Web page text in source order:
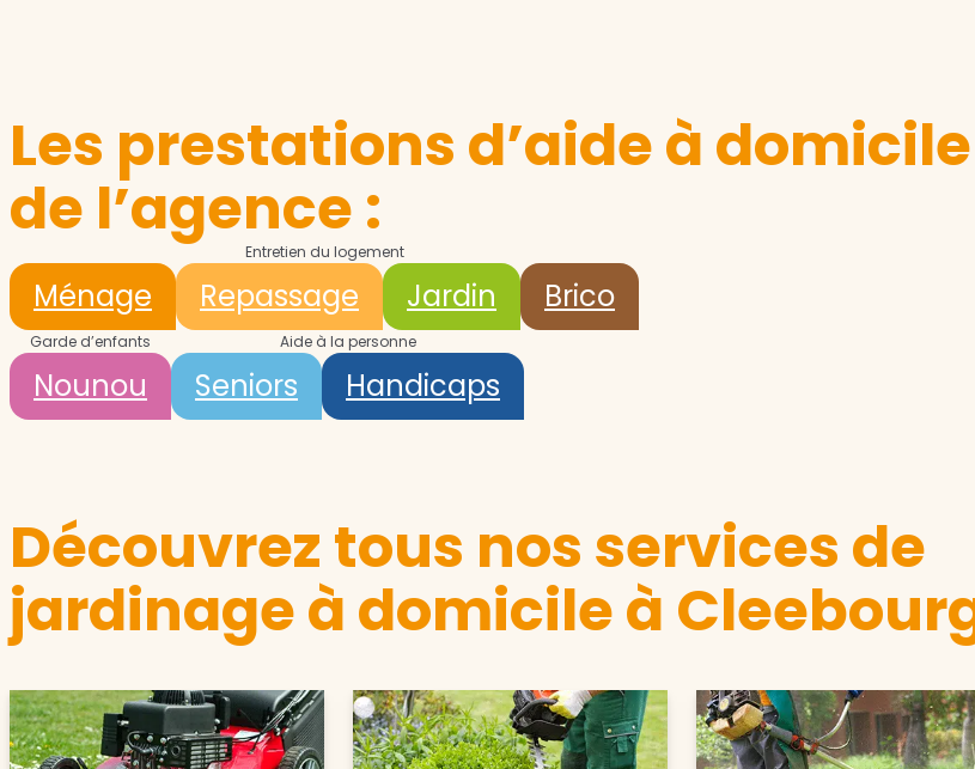
Les prestations d’aide à domicile
de l’agence :
Entretien du logement
Ménage Repassage Jardin Brico
Garde d’enfants
Nounou
Aide à la personne
Seniors Handicaps
Découvrez tous nos services de
jardinage à domicile à